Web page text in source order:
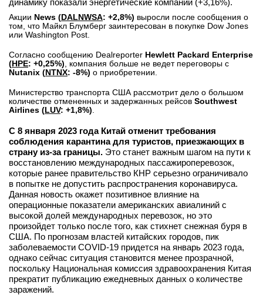
Интервью
вконтакте
Стать автором
Вход
динамику показали энергетические компании (+3,16%).
Акции News (DALNWSA: +2,8%) выросли после сообщения о
том, что Майкл Блумберг заинтересован в покупке Dow Jones
или Washington Post.
Согласно сообщению Dealreporter Hewlett Packard Enterprise
(HPE: +0,25%) , компания больше не ведет переговоры с
Nutanix (NTNX: -8%) о приобретении.
Министерство транспорта США рассмотрит дело о большом
количестве отмененных и задержанных рейсов Southwest
Airlines (LUV: +1,8%)
С 8 января 2023 года Китай отменит требования
соблюдения карантина для туристов, приезжающих в
страну из-за границы. Это станет важным шагом на пути к
восстановлению международных пассажироперевозок,
которые ранее правительство КНР серьезно ограничивало
в попытке не допустить распространения коронавируса.
Данная новость окажет позитивное влияние на
операционные показатели американских авиалиний с
высокой долей международных перевозок, но это
произойдет только после того, как стихнет снежная буря в
США. По прогнозам властей китайских городов, пик
заболеваемости COVID-19 придется на январь 2023 года,
однако сейчас ситуация становится менее прозрачной,
поскольку Национальная комиссия здравоохранения Китая
прекратит публикацию ежедневных данных о количестве
заражений.